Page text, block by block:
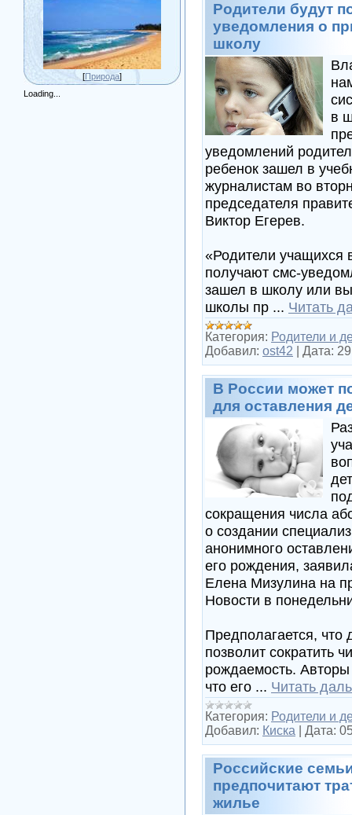
[Природа]
Loading...
Родители будут
уведомления о
школу
в
уведомлений
ребенок зашел в
журналистам во
председателя
Виктор Егерев.
«Родители учащихся
получают смс-
зашел в школу или
школы пр ... Читать
Категория: Родители и
Добавил: ost42 Дата:
В России может
для оставления
сокращения числа
о создании
анонимного
его рождения,
Елена Мизулина на
Новости в
Предполагается, что
позволит сократить
рождаемость.
что его ... Читать
Категория: Родители и
Добавил: Киска Дата:
Российские
предпочитают
жилье